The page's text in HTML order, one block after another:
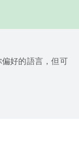
好的語言，但可